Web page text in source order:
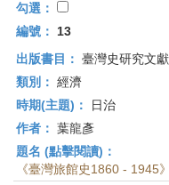
勾選：
編號：
13
出版書目： 臺灣史研究文
類別： 經濟
時期(主題)：
日治
作者： 葉龍彥
題名 (點擊閱讀)：
《臺灣旅館史1860 - 1945